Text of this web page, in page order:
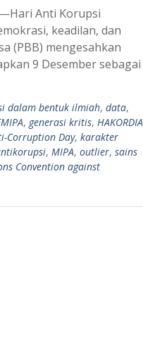
Anti Korupsi
keadilan, dan
(PBB) mengesahkan
9 Desember sebagai
dalam bentuk ilmiah, data,
, generasi kritis, HAKORDIA
Corruption Day, karakter
, MIPA, outlier, sains
Convention against